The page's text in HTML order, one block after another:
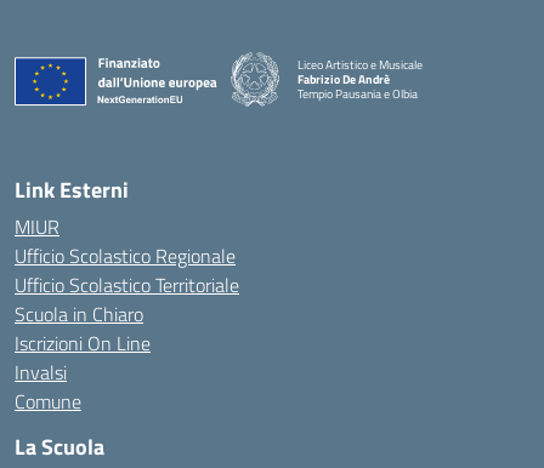
Liceo Artistico e Musicale
Fabrizio De Andrè
Tempio Pausania e Olbia
— Visita la pagina iniziale della scuola
Link Esterni
MIUR
Ufficio Scolastico Regionale
Ufficio Scolastico Territoriale
Scuola in Chiaro
Iscrizioni On Line
Invalsi
Comune
La Scuola